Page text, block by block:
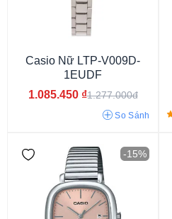
Năng lượng ánh sáng Pin/Quartz
Casio Nữ LTP-V009D-
1EUDF
1.085.450 ₫1.277.000đ
So Sánh
-15%